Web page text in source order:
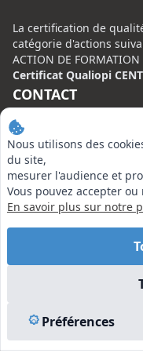
Nous utilisons des
du site,
mesurer l'audience et
Vous pouvez accepter
En savoir plus sur notre
Préférences
La certification de
catégorie d'actions
ACTION DE FORMATION
Certificat Qualiopi
CONTACT
Centre National de
20 rue Henri Regnault,
N°VERT : 0800 00 80 89
Vu à la Télé